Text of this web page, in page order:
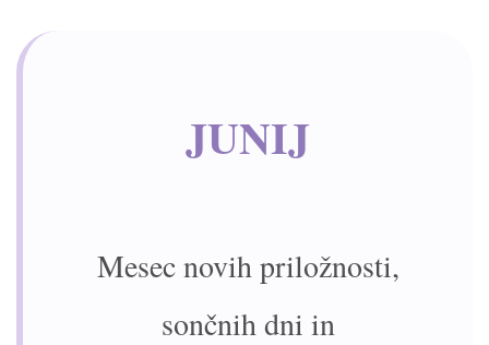
JUNIJ
Mesec novih priložnosti,
sončnih dni in